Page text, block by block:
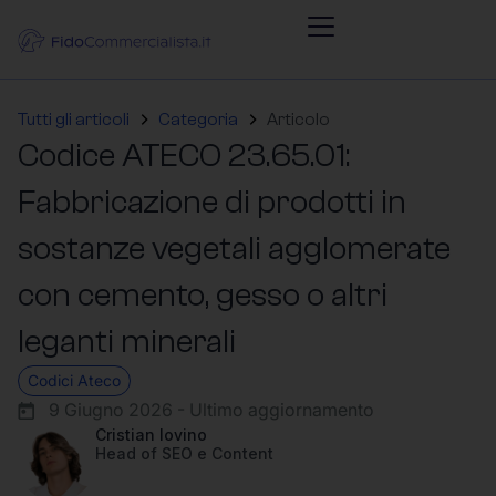
Tutti gli articoli Categoria Articolo
Codice ATECO 23.65.01:
Fabbricazione di prodotti in
sostanze vegetali agglomerate
con cemento, gesso o altri
leganti minerali
Codici Ateco
9 Giugno 2026 - Ultimo aggiornamento
Cristian Iovino
Head of SEO e Content